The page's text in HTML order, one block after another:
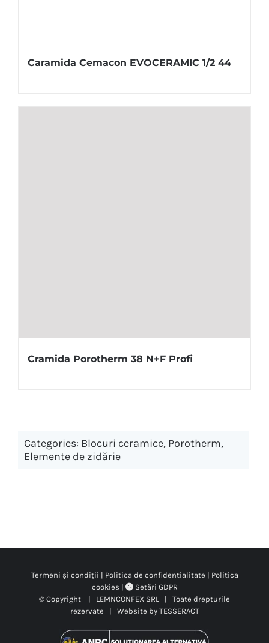
Caramida Cemacon EVOCERAMIC 1/2 44
Cramida Porotherm 38 N+F Profi
Categories: Blocuri ceramice, Porotherm,
Elemente de zidărie
Termeni și condiții | Politica de confidentialitate | Politica
cookies |
Setări GDPR
© Copyright
| LEMNCONFEX SRL | Toate drepturile
rezervate | Website by TESSERACT